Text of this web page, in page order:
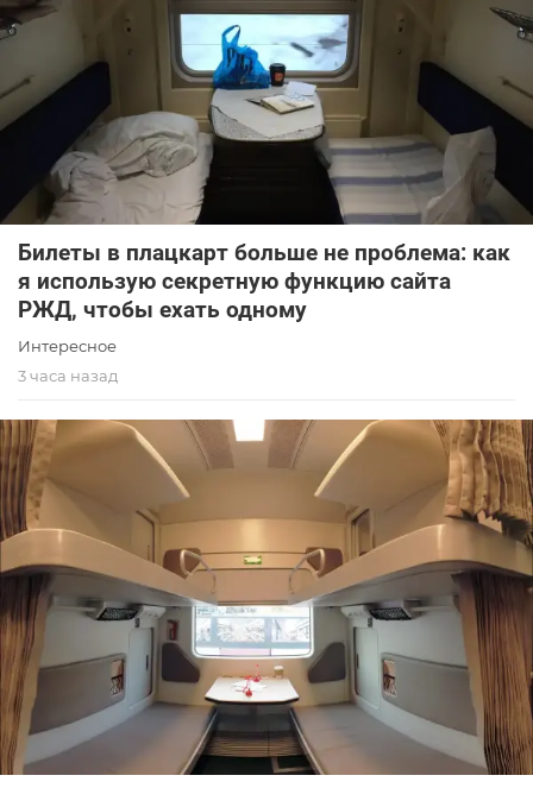
Билеты в плацкарт больше не проблема: как
я использую секретную функцию сайта
РЖД, чтобы ехать одному
Интересное
3 часа назад